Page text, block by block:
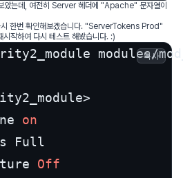
는데, 여전히 Server 헤더에 "Apache" 문자열이
한번 확인해보겠습니다. "ServerTokens Prod"
작하여 다시 테스트 해봤습니다. :)
modules/
on
Full
Off
복사